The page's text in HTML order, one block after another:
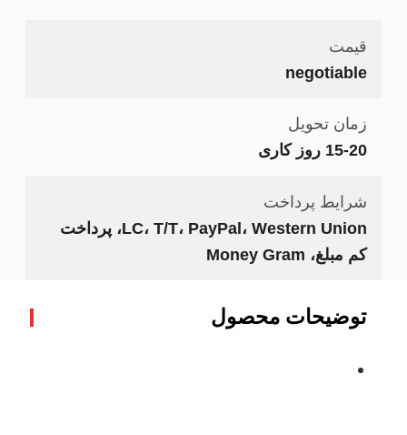
قیمت
negotiable
زمان تحویل
15-20 روز کاری
شرایط پرداخت
LC، T/T، PayPal، Western Union، پرداخت
کم مبلغ، Money Gram
توضیحات محصول